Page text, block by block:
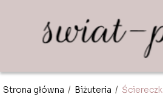
Strona główna / Biżuteria /